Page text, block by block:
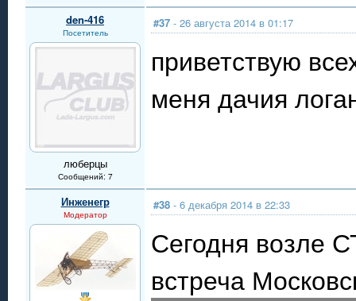
den-416
Посетитель
люберцы
Сообщений: 7
#37 - 26 августа 2014 в 01:17
приветствую
меня дачия
Инженегр
Модератор
#38 - 6 декабря 2014 в 22:33
Сегодня возле
встреча